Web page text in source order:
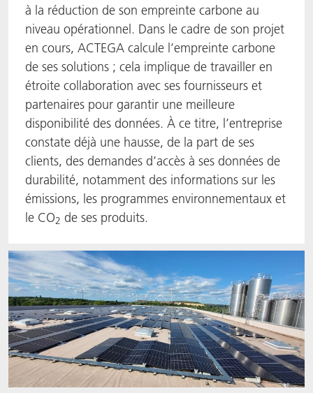
à la réduction de son empreinte carbone au
niveau opérationnel. Dans le cadre de son projet
en cours, ACTEGA calcule l’empreinte carbone
de ses solutions ; cela implique de travailler en
étroite collaboration avec ses fournisseurs et
partenaires pour garantir une meilleure
disponibilité des données. À ce titre, l’entreprise
constate déjà une hausse, de la part de ses
clients, des demandes d’accès à ses données de
durabilité, notamment des informations sur les
émissions, les programmes environnementaux et
le CO2 de ses produits.